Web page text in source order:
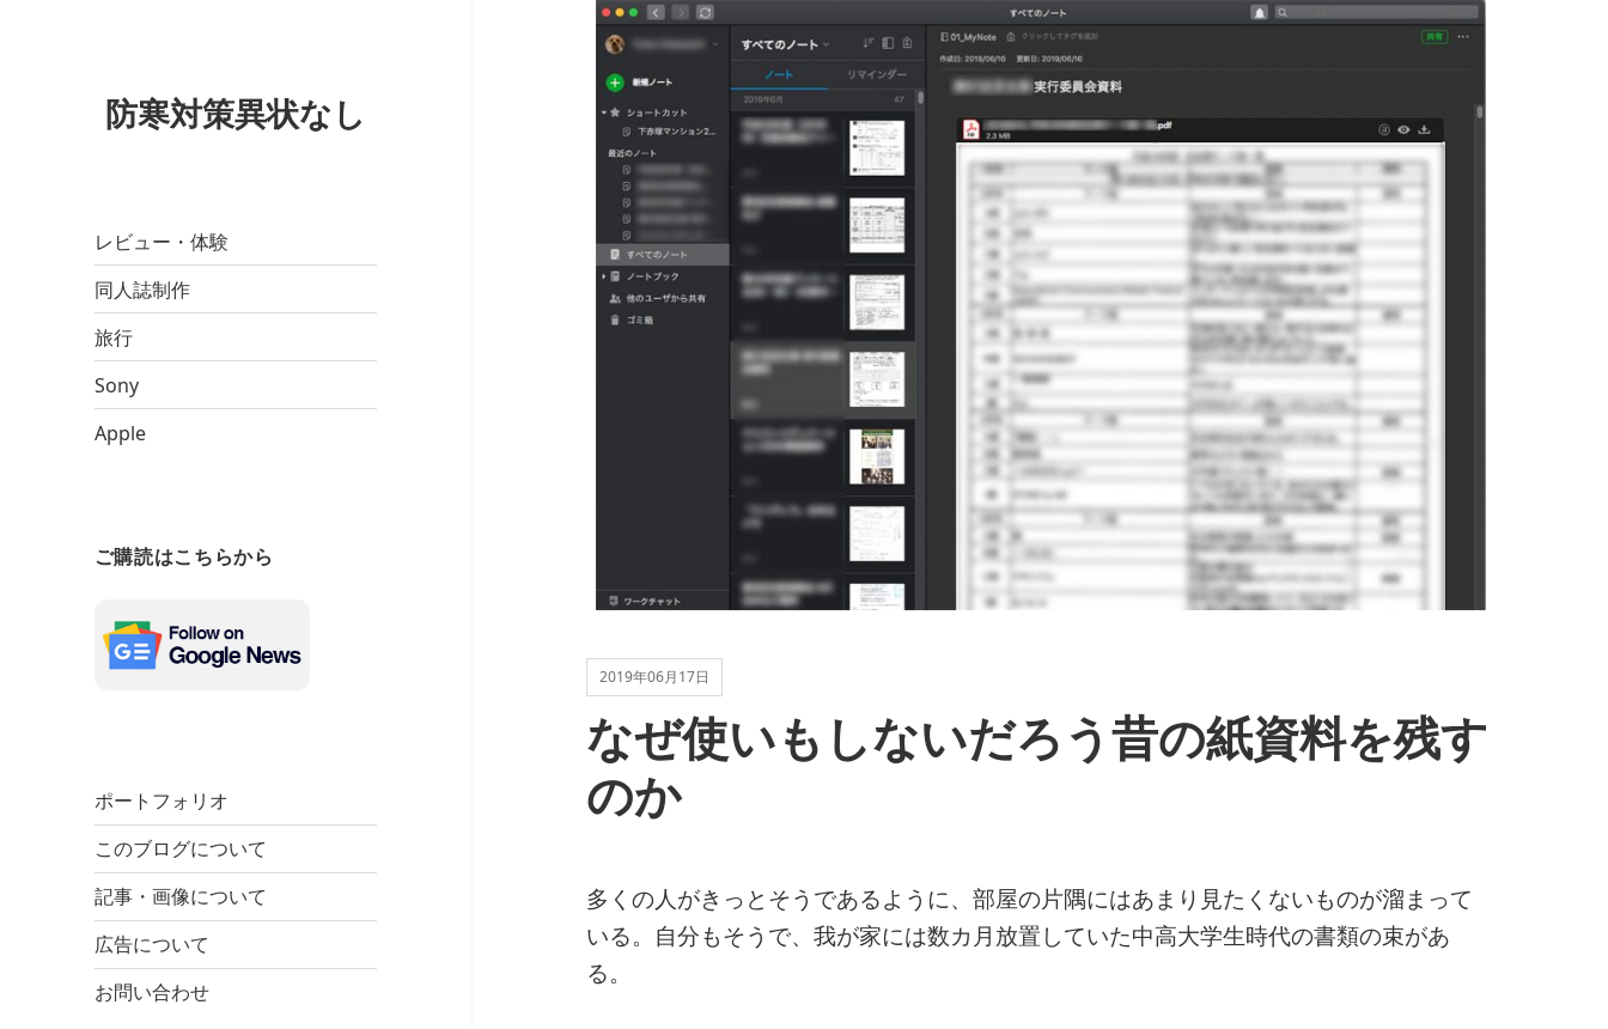
防寒対策異状なし
レビュー・体験
同人誌制作
旅行
Sony
Apple
ご購読はこちらから
ポートフォリオ
このブログについて
記事・画像について
広告について
お問い合わせ
2019年06月17日
なぜ使いもしないだろう昔の紙資料を残す
のか
多くの人がきっとそうであるように、部屋の片隅にはあまり見たくないものが溜まって
いる。自分もそうで、我が家には数カ月放置していた中高大学生時代の書類の束があ
る。